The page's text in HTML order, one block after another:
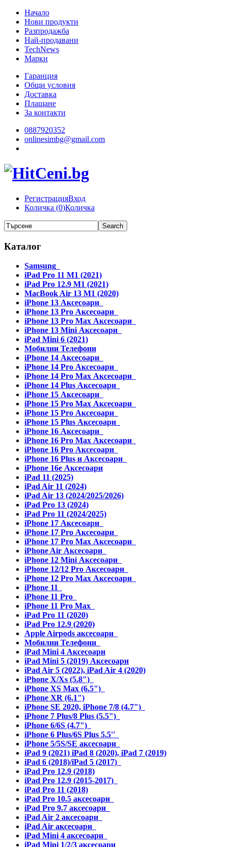
Начало
Нови продукти
Разпродажба
Най-продавани
TechNews
Марки
Гаранция
Общи условия
Доставка
Плащане
За контакти
0887920352
onlinesimbg@gmail.com
РегистрацияВход
Количка (0)Количка
Каталог
Samsung
iPad Pro 11 M1 (2021)
iPad Pro 12.9 M1 (2021)
MacBook Air 13 M1 (2020)
iPhone 13 Аксесоари
iPhone 13 Pro Аксесоари
iPhone 13 Pro Max Аксесоари
iPhone 13 Mini Аксесоари
iPad Mini 6 (2021)
Мобилни Телефони
iPhone 14 Аксесоари
iPhone 14 Pro Аксесоари
iPhone 14 Pro Max Аксесоари
iPhone 14 Plus Аксесоари
iPhone 15 Аксесоари
iPhone 15 Pro Max Аксесоари
iPhone 15 Pro Аксесоари
iPhone 15 Plus Аксесоари
iPhone 16 Аксесоари
iPhone 16 Pro Max Аксесоари
iPhone 16 Pro Аксесоари
iPhone 16 Plus и Аксесоари
iPhone 16e Аксесоари
iPad 11 (2025)
iPad Air 11 (2024)
iPad Air 13 (2024/2025/2026)
iPad Pro 13 (2024)
iPad Pro 11 (2024/2025)
iPhone 17 Аксесоари
iPhone 17 Pro Аксесоари
iPhone 17 Pro Max Аксесоари
iPhone Air Аксесоари
iPhone 12 Mini Аксесоари
iPhone 12/12 Pro Аксесоари
iPhone 12 Pro Max Аксесоари
iPhone 11
iPhone 11 Pro
iPhone 11 Pro Max
iPad Pro 11 (2020)
iPad Pro 12.9 (2020)
Apple Airpods аксесоари
Мобилни Телефони
iPad Mini 4 Аксесоари
iPad Mini 5 (2019) Аксесоари
iPad Air 5 (2022), iPad Air 4 (2020)
iPhone X/Xs (5.8")
iPhone XS Max (6.5")
iPhone XR (6.1")
iPhone SE 2020, iPhone 7/8 (4.7")
iPhone 7 Plus/8 Plus (5.5")
iPhone 6/6S (4.7")
iPhone 6 Plus/6S Plus 5.5''
iPhone 5/5S/SE аксесоари
iPad 9 (2021) iPad 8 (2020), iPad 7 (2019)
iPad 6 (2018)/iPad 5 (2017)
iPad Pro 12.9 (2018)
iPad Pro 12.9 (2015-2017)
iPad Pro 11 (2018)
iPad Pro 10.5 аксесоари
iPad Pro 9.7 аксесоари
iPad Air 2 аксесоари
iPad Air аксесоари
iPad Mini 4 аксесоари
iPad Mini 1/2/3 аксесоари